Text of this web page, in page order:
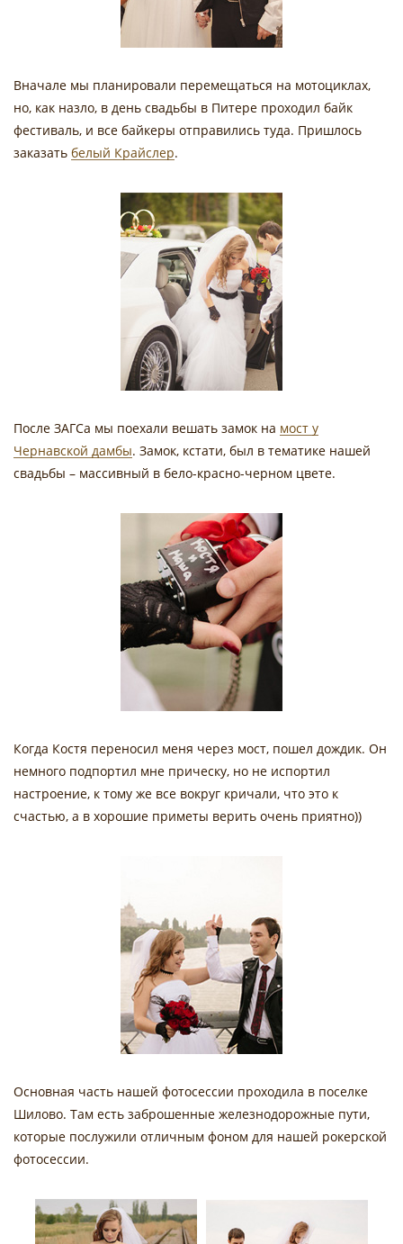
Вначале мы планировали перемещаться на мотоциклах,
но, как назло, в день свадьбы в Питере проходил байк
фестиваль, и все байкеры отправились туда. Пришлось
заказать белый Крайслер.
После ЗАГСа мы поехали вешать замок на мост у
Чернавской дамбы. Замок, кстати, был в тематике нашей
свадьбы – массивный в бело-красно-черном цвете.
Когда Костя переносил меня через мост, пошел дождик. Он
немного подпортил мне прическу, но не испортил
настроение, к тому же все вокруг кричали, что это к
счастью, а в хорошие приметы верить очень приятно))
Основная часть нашей фотосессии проходила в поселке
Шилово. Там есть заброшенные железнодорожные пути,
которые послужили отличным фоном для нашей рокерской
фотосессии.